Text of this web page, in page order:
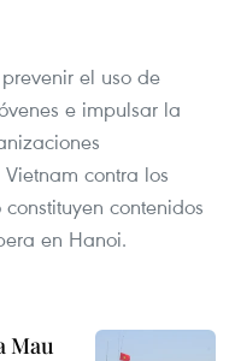
el uso de
e impulsar la
contra los
contenidos
en Hanoi.
Mau